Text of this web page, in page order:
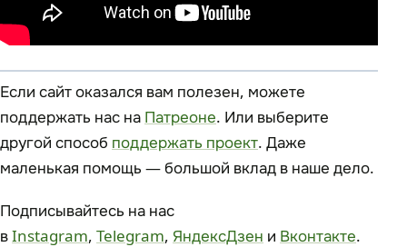
Если сайт оказался вам полезен, можете
поддержать нас на Патреоне. Или выберите
другой способ поддержать проект. Даже
маленькая помощь — большой вклад в наше дело.
Подписывайтесь на нас
вInstagram, Telegram, ЯндексДзен и Вконтакте.